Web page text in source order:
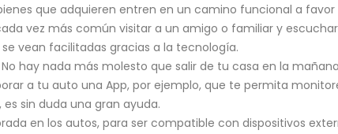
que adquieren entren en un camino funcional a
vez más común visitar a un amigo o familiar y
vean facilitadas gracias a la tecnología.
hay nada más molesto que salir de tu casa en la
a tu auto una App, por ejemplo, que te permita
sin duda una gran ayuda.
en los autos, para ser compatible con dispositivos